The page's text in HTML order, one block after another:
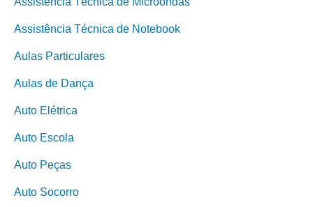
Assistência Técnica de Notebook
Aulas Particulares
Aulas de Dança
Auto Elétrica
Auto Escola
Auto Peças
Auto Socorro